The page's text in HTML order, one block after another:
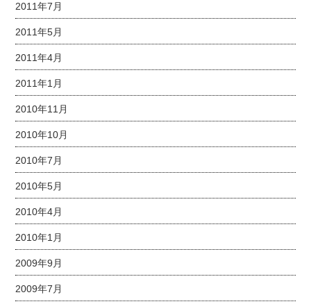
2011年7月
2011年5月
2011年4月
2011年1月
2010年11月
2010年10月
2010年7月
2010年5月
2010年4月
2010年1月
2009年9月
2009年7月